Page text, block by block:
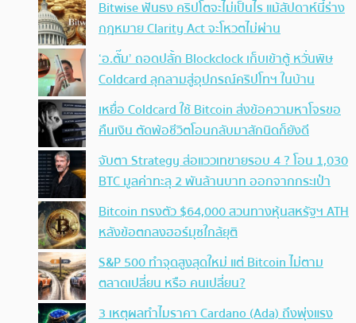
Bitwise ฟันธง คริปโตจะไม่เป็นไร แม้สัปดาห์นี้ร่าง
กฎหมาย Clarity Act จะโหวตไม่ผ่าน
‘อ.ตั๊ม’ ถอดปลั้ก Blockclock เก็บเข้าตู้ หวั่นพิษ
Coldcard ลุกลามสู่อุปกรณ์คริปโทฯ ในบ้าน
เหยื่อ Coldcard ใช้ Bitcoin ส่งข้อความหาโจรขอ
คืนเงิน ตัดพ้อชีวิตโอนกลับมาสักนิดก็ยังดี
จับตา Strategy ส่อแววเทขายรอบ 4 ? โอน 1,030
BTC มูลค่าทะลุ 2 พันล้านบาท ออกจากกระเป๋า
Bitcoin ทรงตัว $64,000 สวนทางหุ้นสหรัฐฯ ATH
หลังข้อตกลงฮอร์มุซใกล้ยุติ
S&P 500 ทำจุดสูงสุดใหม่ แต่ Bitcoin ไม่ตาม
ตลาดเปลี่ยน หรือ คนเปลี่ยน?
3 เหตุผลทำไมราคา Cardano (Ada) ถึงพุ่งแรง